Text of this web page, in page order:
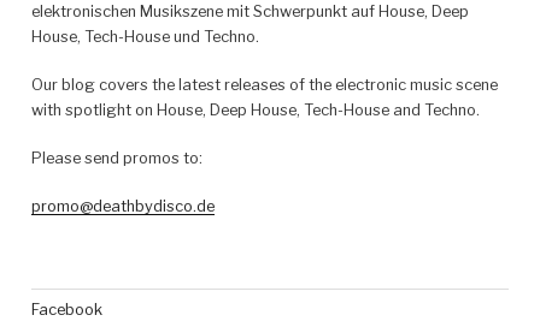
elektronischen Musikszene mit Schwerpunkt auf House, Deep
House, Tech-House und Techno.
Our blog covers the latest releases of the electronic music scene
with spotlight on House, Deep House, Tech-House and Techno.
Please send promos to:
promo@deathbydisco.de
Facebook